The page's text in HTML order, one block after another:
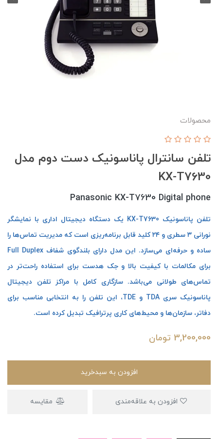
محصولات
تلفن سانترال پاناسونیک دست دوم مدل
KX-T7630
Panasonic KX-T7630 Digital phone
تلفن پاناسونیک KX-T7630 یک دستگاه دیجیتال اداری با نمایشگر
نورانی ۳ سطری و ۲۴ کلید قابل برنامه‌ریزی است که مدیریت تماس‌ها را
ساده و حرفه‌ای می‌سازد. این مدل دارای بلندگوی شفاف Full Duplex
برای مکالمات با کیفیت بالا و جک هدست برای استفاده راحت‌تر در
تماس‌های طولانی می‌باشد. سازگاری کامل با مراکز تلفن دیجیتال
پاناسونیک سری TDA و TDE، این تلفن را به انتخابی مناسب برای
دفاتر، سازمان‌ها و محیط‌های کاری پرترافیک تبدیل کرده است.
3,200,000 تومان
افزودن به سبدخرید
مقایسه